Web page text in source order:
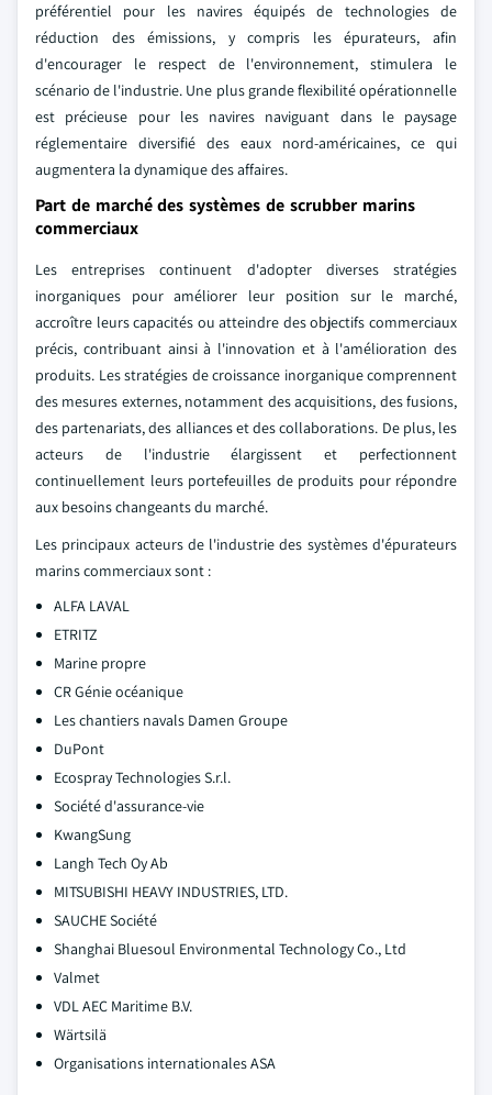
préférentiel pour les navires équipés de technologies de
réduction des émissions, y compris les épurateurs, afin
d'encourager le respect de l'environnement, stimulera le
scénario de l'industrie. Une plus grande flexibilité opérationnelle
est précieuse pour les navires naviguant dans le paysage
réglementaire diversifié des eaux nord-américaines, ce qui
augmentera la dynamique des affaires.
Part de marché des systèmes de scrubber marins
commerciaux
Les entreprises continuent d'adopter diverses stratégies
inorganiques pour améliorer leur position sur le marché,
accroître leurs capacités ou atteindre des objectifs commerciaux
précis, contribuant ainsi à l'innovation et à l'amélioration des
produits. Les stratégies de croissance inorganique comprennent
des mesures externes, notamment des acquisitions, des fusions,
des partenariats, des alliances et des collaborations. De plus, les
acteurs de l'industrie élargissent et perfectionnent
continuellement leurs portefeuilles de produits pour répondre
aux besoins changeants du marché.
Les principaux acteurs de l'industrie des systèmes d'épurateurs
marins commerciaux sont :
ALFA LAVAL
ETRITZ
Marine propre
CR Génie océanique
Les chantiers navals Damen Groupe
DuPont
Ecospray Technologies S.r.l.
Société d'assurance-vie
KwangSung
Langh Tech Oy Ab
MITSUBISHI HEAVY INDUSTRIES, LTD.
SAUCHE Société
Shanghai Bluesoul Environmental Technology Co., Ltd
Valmet
VDL AEC Maritime B.V.
Wärtsilä
Organisations internationales ASA